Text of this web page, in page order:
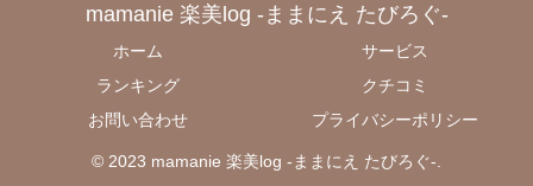
mamanie 楽美log -ままにえ たびろぐ-
ホーム
サービス
ランキング
クチコミ
お問い合わせ
プライバシーポリシー
© 2023 mamanie 楽美log -ままにえ たびろぐ-.